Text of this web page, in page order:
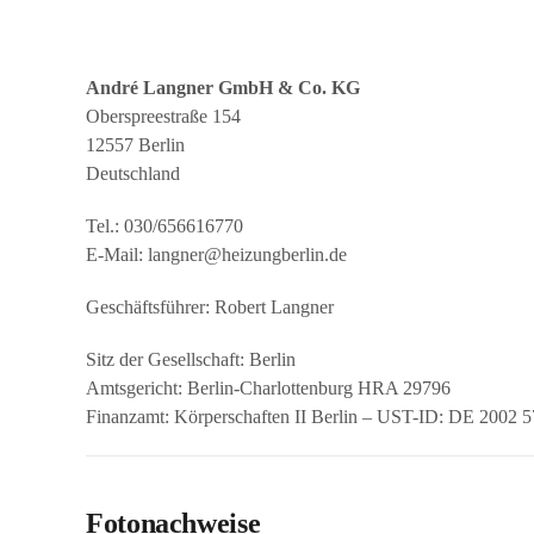
André Langner GmbH & Co. KG
Oberspreestraße 154
12557 Berlin
Deutschland
Tel.: 030/656616770
E-Mail: langner@heizungberlin.de
Geschäftsführer: Robert Langner
Sitz der Gesellschaft: Berlin
Amtsgericht: Berlin-Charlottenburg HRA 29796
Finanzamt: Körperschaften II Berlin – UST-ID: DE 2002
Fotonachweise